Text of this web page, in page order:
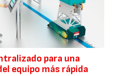
para una
equipo más rápida